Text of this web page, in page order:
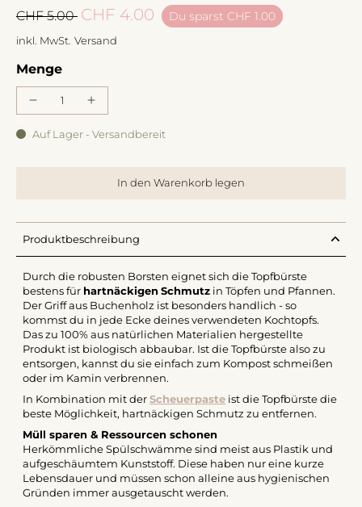
CHF 5.00 CHF 4.00 Du sparst CHF 1.00
inkl. MwSt. Versand
Menge
Auf Lager - Versandbereit
In den Warenkorb legen
Produktbeschreibung
Durch die robusten Borsten eignet sich die Topfbürste
bestens für hartnäckigen Schmutz in Töpfen und Pfannen.
Der Griff aus Buchenholz ist besonders handlich - so
kommst du in jede Ecke deines verwendeten Kochtopfs.
Das zu 100% aus natürlichen Materialien hergestellte
Produkt ist biologisch abbaubar. Ist die Topfbürste also zu
entsorgen, kannst du sie einfach zum Kompost schmeißen
oder im Kamin verbrennen.
In Kombination mit der Scheuerpaste ist die Topfbürste die
beste Möglichkeit, hartnäckigen Schmutz zu entfernen.
Müll sparen & Ressourcen schonen
Herkömmliche Spülschwämme sind meist aus Plastik und
aufgeschäumtem Kunststoff. Diese haben nur eine kurze
Lebensdauer und müssen schon alleine aus hygienischen
Gründen immer ausgetauscht werden.